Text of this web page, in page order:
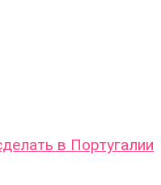
в Португалии